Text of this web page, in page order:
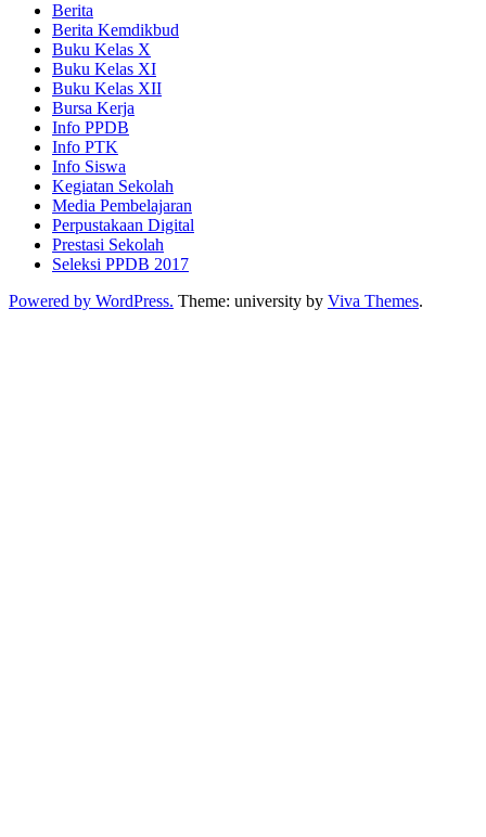
Berita
Berita Kemdikbud
Buku Kelas X
Buku Kelas XI
Buku Kelas XII
Bursa Kerja
Info PPDB
Info PTK
Info Siswa
Kegiatan Sekolah
Media Pembelajaran
Perpustakaan Digital
Prestasi Sekolah
Seleksi PPDB 2017
Powered by WordPress. Theme: university by Viva Themes.